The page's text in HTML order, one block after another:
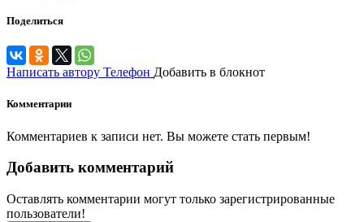
Поделиться
Написать автору Телефон Добавить в блокнот
Комментарии
Комментариев к записи нет. Вы можете стать первым!
Добавить комментарий
Оставлять комментарии могут только зарегистрированные
пользователи!